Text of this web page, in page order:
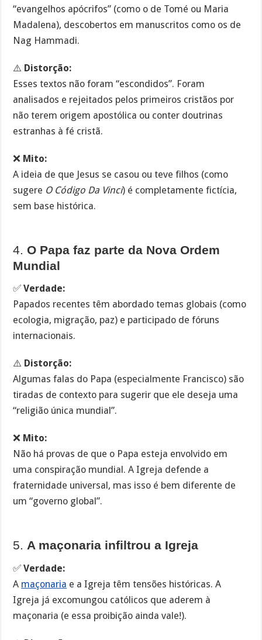
“evangelhos apócrifos” (como o de Tomé ou Maria
Madalena), descobertos em manuscritos como os de
Nag Hammadi.
⚠️ Distorção:
Esses textos não foram “escondidos”. Foram
analisados e rejeitados pelos primeiros cristãos por
não terem origem apostólica ou conter doutrinas
estranhas à fé cristã.
❌ Mito:
A ideia de que Jesus se casou ou teve filhos (como
sugere O Código Da Vinci) é completamente fictícia,
sem base histórica.
4. O Papa faz parte da Nova Ordem
Mundial
✅Verdade:
Papados recentes têm abordado temas globais (como
ecologia, migração, paz) e participado de fóruns
internacionais.
⚠️ Distorção:
Algumas falas do Papa (especialmente Francisco) são
tiradas de contexto para sugerir que ele deseja uma
“religião única mundial”.
❌ Mito:
Não há provas de que o Papa esteja envolvido em
uma conspiração mundial. A Igreja defende a
fraternidade universal, mas isso é bem diferente de
um “governo global”.
5. A maçonaria infiltrou a Igreja
✅Verdade:
A maçonaria e a Igreja têm tensões históricas. A
Igreja já excomungou católicos que aderem à
maçonaria (e essa proibição ainda vale!).